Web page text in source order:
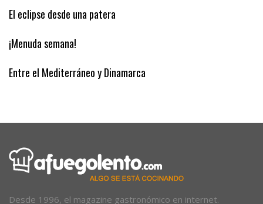
La guerra migratoria
El eclipse desde una patera
¡Menuda semana!